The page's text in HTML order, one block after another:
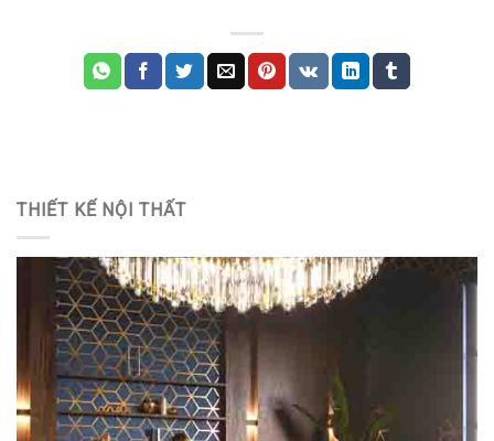
THIẾT KẾ NỘI THẤT